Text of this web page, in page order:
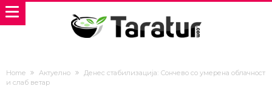
Home Актуелно
Денес стабилизација: Сончево со умерена облачност
и слаб ветар